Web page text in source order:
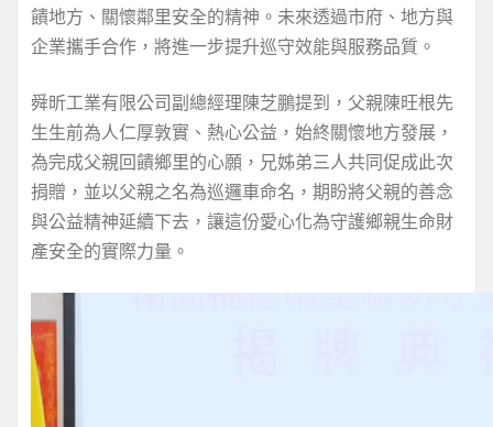
饋地方、關懷鄰里安全的精神。未來透過市府、地方與
企業攜手合作，將進一步提升巡守效能與服務品質。
舜昕工業有限公司副總經理陳芝鵬提到，父親陳旺根先
生生前為人仁厚敦實、熱心公益，始終關懷地方發展，
為完成父親回饋鄉里的心願，兄姊弟三人共同促成此次
捐贈，並以父親之名為巡邏車命名，期盼將父親的善念
與公益精神延續下去，讓這份愛心化為守護鄉親生命財
產安全的實際力量。